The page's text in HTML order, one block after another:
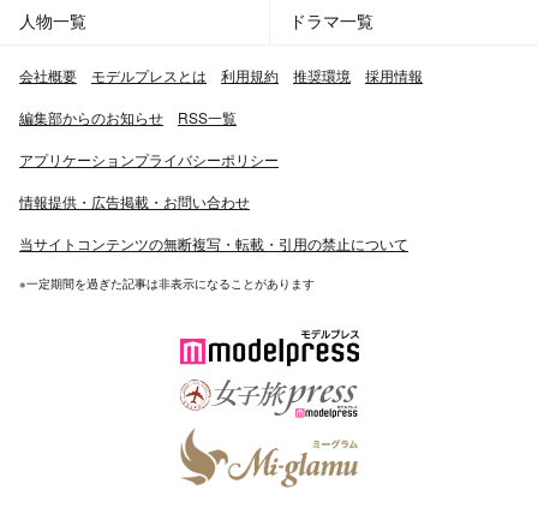
人物一覧 ドラマ一覧
会社概要 モデルプレスとは 利用規約 推奨環境 採用情報
編集部からのお知らせ RSS一覧
アプリケーションプライバシーポリシー
情報提供・広告掲載・お問い合わせ
当サイトコンテンツの無断複写・転載・引用の禁止について
※一定期間を過ぎた記事は非表示になることがあります